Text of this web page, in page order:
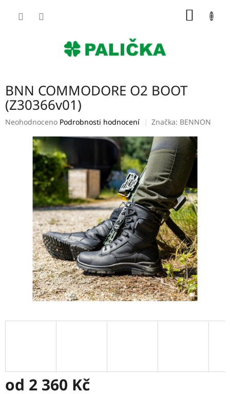
BNN COMMODORE O2 BOOT
(Z30366v01)
Průměrné
produktu
hvězdiček.
Neohodnoceno Podrobnosti hodnocení Značka: BENNON
od 2 360 Kč